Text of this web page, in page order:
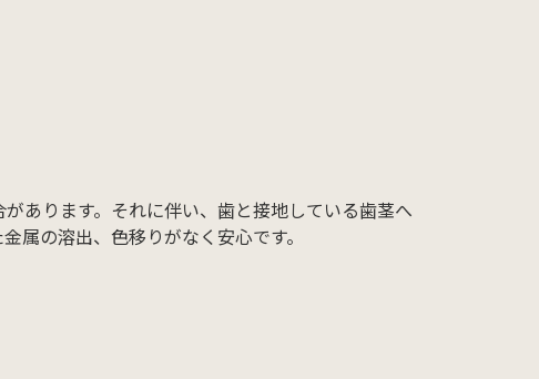
あります。それに伴い、歯と接地している歯茎へ
属の溶出、色移りがなく安心です。